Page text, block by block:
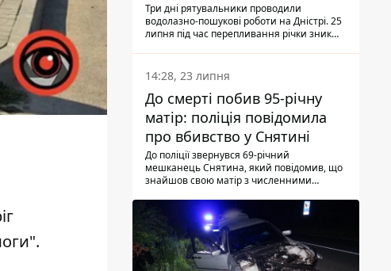
Три дні рятувальники проводили
водолазно-пошукові роботи на Дністрі. 25
липня під час перепливання річки зник
виявили тіло.
14:28, 23 липня
До смерті побив 95-річну
матір: поліція повідомила
про вбивство у Снятині
До поліції звернувся 69-річний
мешканець Снятина, який повідомив, що
знайшов свою матір з численними
з'ясували правоохоронці, ці травми жінці
наніс її син.